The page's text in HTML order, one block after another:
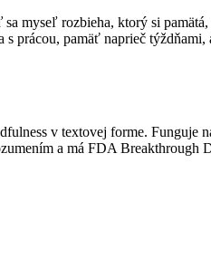
myseľ rozbieha, ktorý si pamätá,
prácou, pamäť naprieč týždňami,
v textovej forme. Funguje
a má FDA Breakthrough